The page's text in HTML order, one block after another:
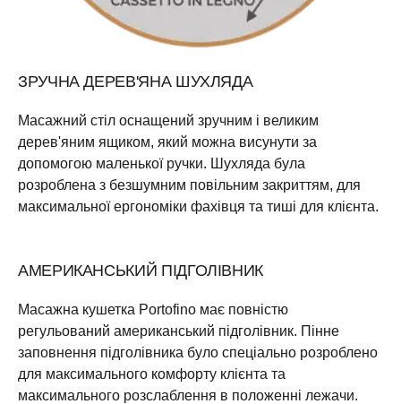
ЗРУЧНА ДЕРЕВ'ЯНА ШУХЛЯДА
Масажний стіл оснащений зручним і великим
дерев'яним ящиком, який можна висунути за
допомогою маленької ручки. Шухляда була
розроблена з безшумним повільним закриттям, для
максимальної ергономіки фахівця та тиші для клієнта.
АМЕРИКАНСЬКИЙ ПІДГОЛІВНИК
Масажна кушетка Portofino має повністю
регульований американський підголівник. Пінне
заповнення підголівника було спеціально розроблено
для максимального комфорту клієнта та
максимального розслаблення в положенні лежачи.